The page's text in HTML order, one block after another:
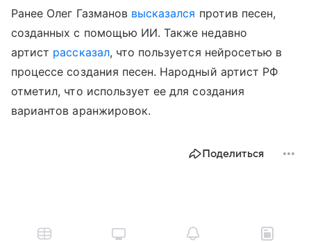
Ранее Олег Газманов высказался против песен,
созданных с помощью ИИ. Также недавно
артист рассказал, что пользуется нейросетью в
процессе создания песен. Народный артист РФ
отметил, что использует ее для создания
вариантов аранжировок.
Поделиться